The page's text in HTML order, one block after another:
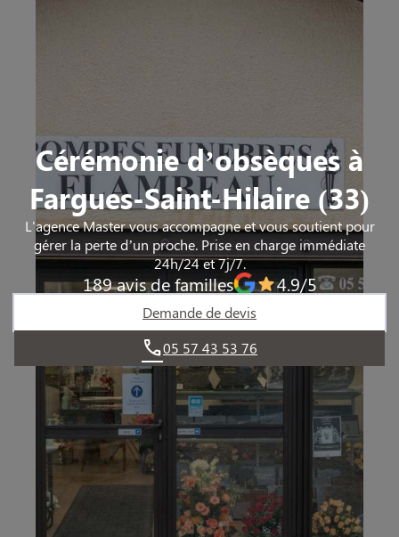
Cérémonie d’obsèques à
Fargues-Saint-Hilaire (33)
L'agence Master vous accompagne et vous soutient pour
gérer la perte d’un proche. Prise en charge immédiate
24h/24 et 7j/7.
189 avis de familles 4.9/5
Demande de devis
05 57 43 53 76